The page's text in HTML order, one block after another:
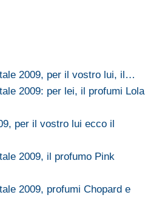
2009, per il vostro lui, il…
2009: per lei, il profumi Lola
per il vostro lui ecco il
2009, il profumo Pink
2009, profumi Chopard e